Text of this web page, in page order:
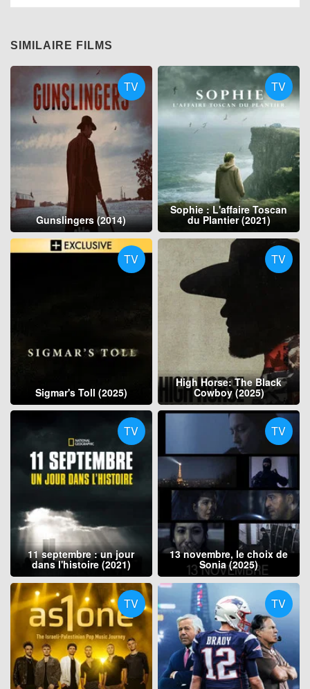
SIMILAIRE FILMS
TV
Gunslingers (2014)
TV
Sophie : L'affaire Toscan
du Plantier (2021)
TV
Sigmar's Toll (2025)
TV
High Horse: The Black
Cowboy (2025)
TV
11 septembre : un jour
dans l'histoire (2021)
TV
13 novembre, le choix de
Sonia (2025)
TV TV